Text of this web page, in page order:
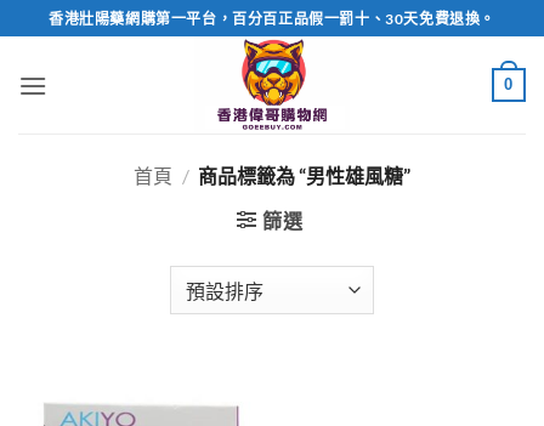
to
content
香港壯陽藥網購第一平台，百分百正品假一罰十、30天免費退換。
0
首頁 / 商品標籤為 “男性雄風糖”
篩選